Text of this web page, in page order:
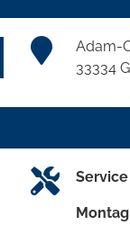
Adam-
33334
Service